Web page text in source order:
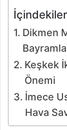
Dikmen
Keşkek
Önemi
İmece
Hava